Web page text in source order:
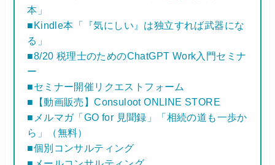
本」
■Kindle本「『気にしい』は独立すれば武器にな
る」
■8/20 税理士のためのChatGPT Work入門セミナ
ー
■セミナー開催リクエストフォーム
■【動画販売】Consuloot ONLINE STORE
■メルマガ「GO for 見聞録」「相続の道も一歩か
ら」（無料）
■個別コンサルティング